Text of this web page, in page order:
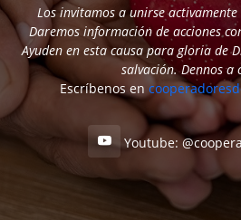
Los invitamos a unirse
Daremos información de acciones
Ayuden en esta causa para gloria de
salvación. Dennos a
Escríbenos en
Youtube: